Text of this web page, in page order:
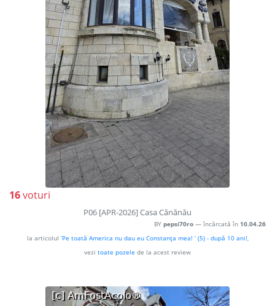
16voturi
P06 [APR-2026] Casa Cănănău
BY pepsi70ro — încărcată în 10.04.26
la articolul ’Pe toată America nu dau eu Constanţa mea! ’ (5) - după 10 ani!,
vezi toate pozele de la acest review